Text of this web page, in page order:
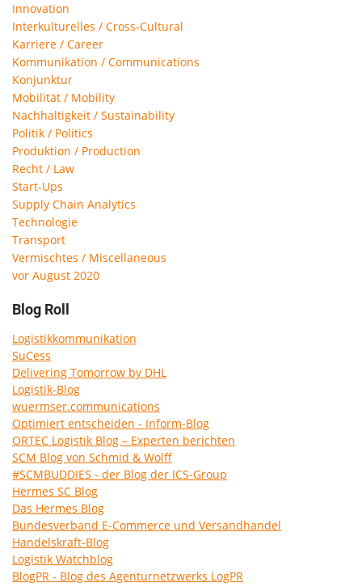
Innovation
Interkulturelles / Cross-Cultural
Karriere / Career
Kommunikation / Communications
Konjunktur
Mobilität / Mobility
Nachhaltigkeit / Sustainability
Politik / Politics
Produktion / Production
Recht / Law
Start-Ups
Supply Chain Analytics
Technologie
Transport
Vermischtes / Miscellaneous
vor August 2020
Blog Roll
Logistikkommunikation
SuCess
Delivering Tomorrow by DHL
Logistik-Blog
wuermser.communications
Optimiert entscheiden - Inform-Blog
ORTEC Logistik Blog – Experten berichten
SCM Blog von Schmid & Wolff
#SCMBUDDIES - der Blog der ICS-Group
Hermes SC Blog
Das Hermes Blog
Bundesverband E-Commerce und Versandhandel
Handelskraft-Blog
Logistik Watchblog
BlogPR - Blog des Agenturnetzwerks LogPR